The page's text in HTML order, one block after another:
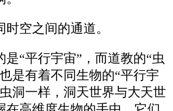
空之间的通道。
是“平行宇宙”，而道教的“虫
是有着不同生物的“平行宇
洞一样，洞天世界与大天世